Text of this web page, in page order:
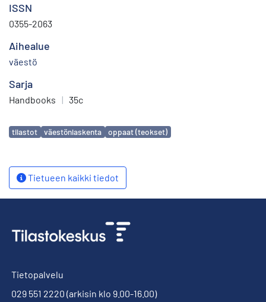
ISSN
0355-2063
Aihealue
väestö
Sarja
Handbooks | 35c
Avainsanat
tilastot väestönlaskenta oppaat (teokset)
Tietueen kaikki tiedot
Tietopalvelu
029 551 2220 (arkisin klo 9.00-16.00)